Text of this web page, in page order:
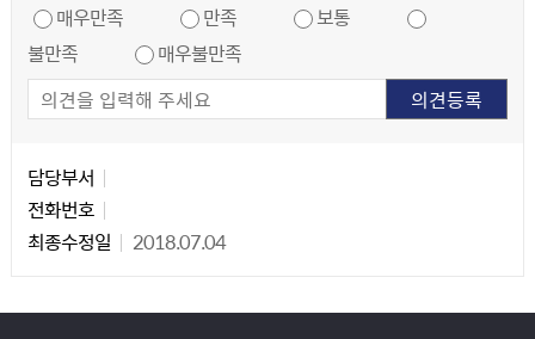
매우만족 만족
보통
불만족
매우불만족
담당부서
전화번호
최종수정일
2018.07.04